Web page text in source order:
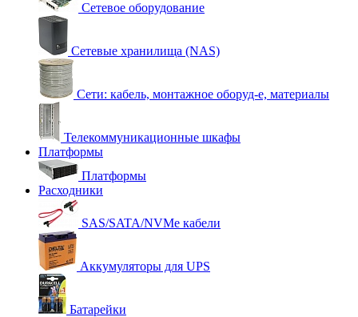
Сетевое оборудование
Сетевые хранилища (NAS)
Сети: кабель, монтажное оборуд-е, материалы
Телекоммуникационные шкафы
Платформы
Платформы
Расходники
SAS/SATA/NVMe кабели
Аккумуляторы для UPS
Батарейки